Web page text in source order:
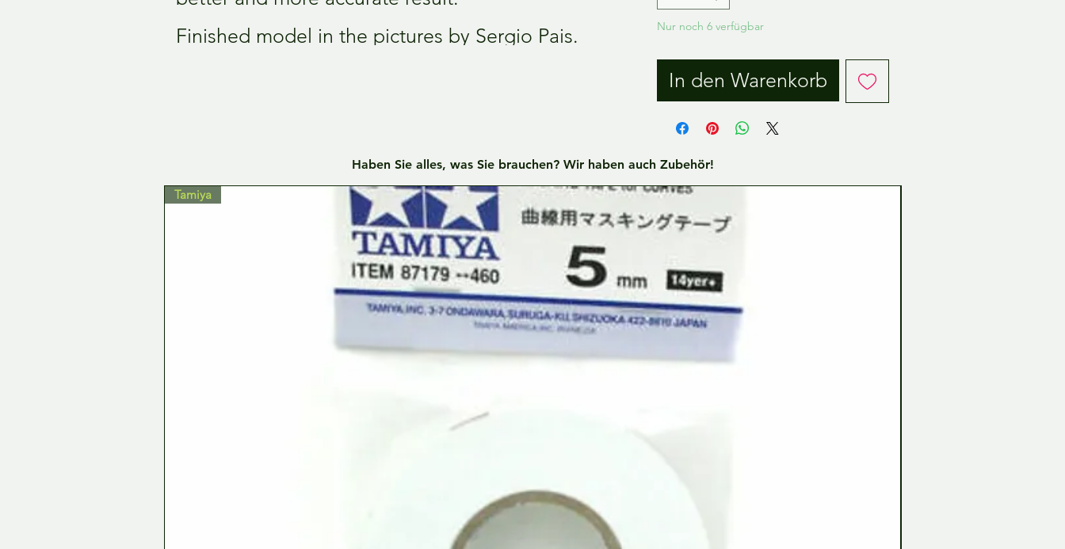
Finished model in the pictures by Sergio Pais.
Nur noch 6 verfügbar
In den Warenkorb
Haben Sie alles, was Sie brauchen? Wir haben auch Zubehör!
Tamiya